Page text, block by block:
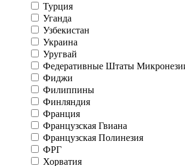
Турция
Уганда
Узбекистан
Украина
Уругвай
Федеративные Штаты
Фиджи
Филиппины
Финляндия
Франция
Французская Гвиана
Французская Полинезия
ФРГ
Хорватия